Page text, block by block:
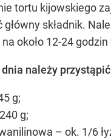
tortu kijowskiego
składnik.
około 12-24
należy
g;
g;
– ok. 1/6